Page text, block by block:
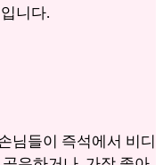
니다.
님들이 즉석에서 비디